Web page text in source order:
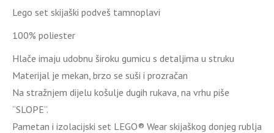
Lego set skijaški podveš tamnoplavi
100% poliester
Hlače imaju udobnu široku gumicu s detaljima u struku
Materijal je mekan, brzo se suši i prozračan
Na stražnjem dijelu košulje dugih rukava, na vrhu piše
“SLOPE”.
Pametan i izolacijski set LEGO® Wear skijaškog donjeg rublja